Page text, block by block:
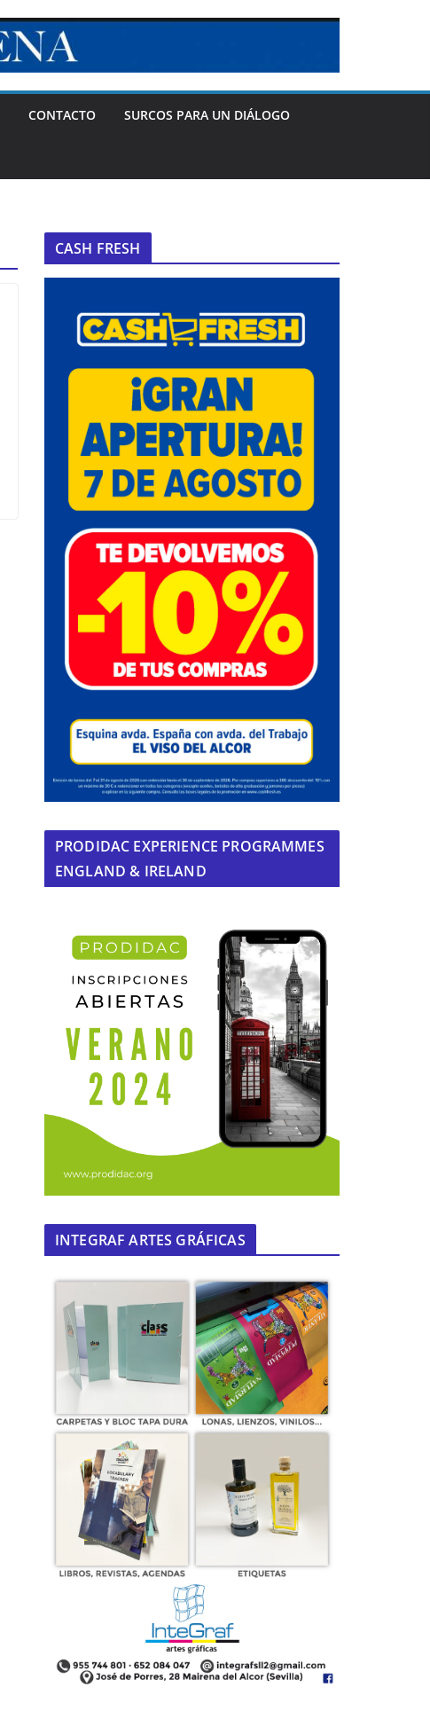
CONTACTO SURCOS PARA UN DIÁLOGO
CASH FRESH
PRODIDAC EXPERIENCE PROGRAMMES
ENGLAND & IRELAND
INTEGRAF ARTES GRÁFICAS